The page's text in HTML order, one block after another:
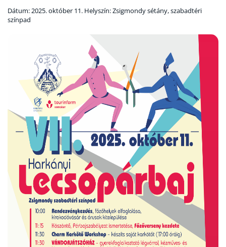
Dátum: 2025. október 11. Helyszín: Zsigmondy sétány, szabadtéri
színpad